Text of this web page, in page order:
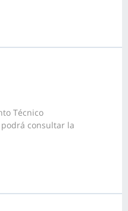
Técnico
consultar la